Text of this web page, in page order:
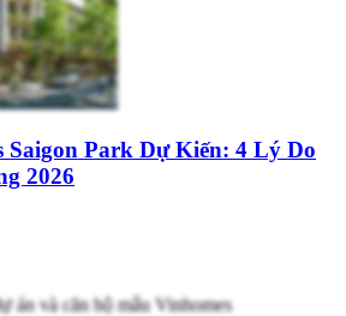
Saigon Park Dự Kiến: 4 Lý Do
2026